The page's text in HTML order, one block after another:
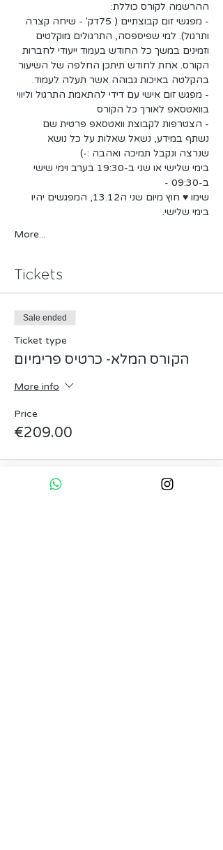
ההרשמה לקורס כוללת:
- מפגשי זום קבוצתיים ( 75דק' - שיחה קצרה
ותרגול). למי שפיספסה, התרגולים מוקלטים
וזמינים במשך כל החודש בעמוד ייעודי לחברות
הקורס. אחת לחודש תיתכן החלפה של השיעור
בהקלטה באיכות גבוהה אשר תעלה לעמוד.
- מפגש זום אישי עם דידי להתאמת התרגול וליווי
בוואטסאפ לאורך כל הקורס
- הצטרפות לקבוצת וואטסאפ פרטית שם
נשתף במידע, נשאל שאלות על כל נושא
שנרצה ונקבל תמיכה ואהבה :-)
בימי שלישי או שני ב-19:30 בערב וימי שישי
ב-09:30 -
שימו ♥ חוץ מיום שני ה13.12, המפגשים יהיו
בימי שלישי.
More...
Tickets
Sale ended
Ticket type
הקורס המלא- כרטיס פרימיום
More info
Price
€209.00
Sale ended